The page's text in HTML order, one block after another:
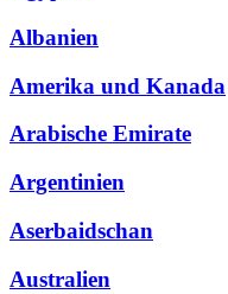
Albanien
Amerika und Kanada
Arabische Emirate
Argentinien
Aserbaidschan
Australien